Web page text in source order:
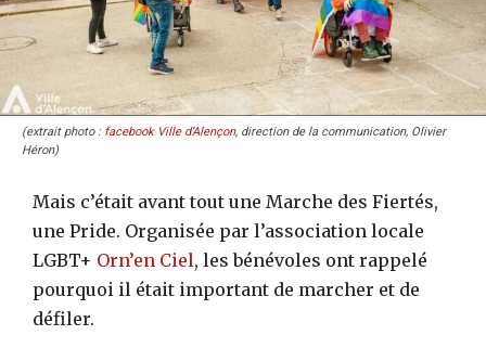
(extrait photo : facebook Ville d’Alençon, direction de la communication, Olivier
Héron)
Mais c’était avant tout une Marche des Fiertés,
une Pride. Organisée par l’association locale
LGBT+ Orn’en Ciel, les bénévoles ont rappelé
pourquoi il était important de marcher et de
défiler.